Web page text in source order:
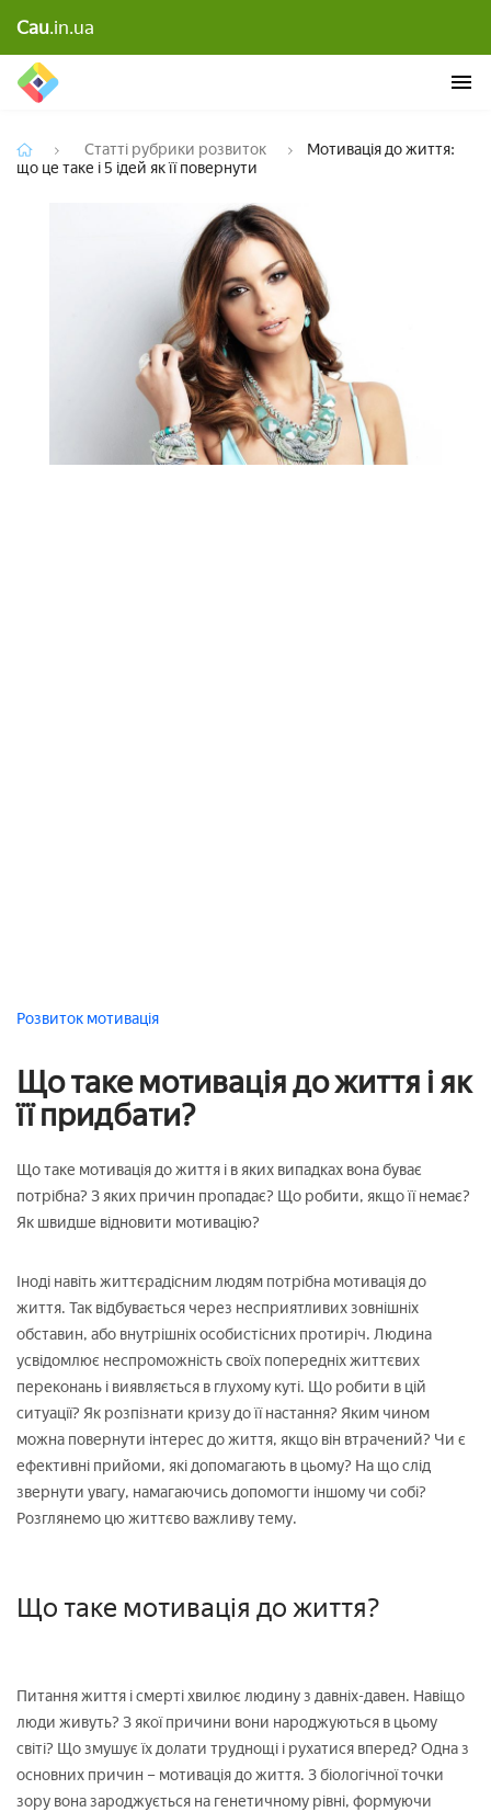
Cau.in.uaповернути
Статті рубрики розвиток
Мотивація до життя:
що це таке і 5 ідей як її повернути
Розвиток мотивація
Що таке мотивація до життя і як
її придбати?
Що таке мотивація до життя і в яких випадках вона буває
потрібна? З яких причин пропадає? Що робити, якщо її немає?
Як швидше відновити мотивацію?
Іноді навіть життєрадісним людям потрібна мотивація до
життя. Так відбувається через несприятливих зовнішніх
обставин, або внутрішніх особистісних протиріч. Людина
усвідомлює неспроможність своїх попередніх життєвих
переконань і виявляється в глухому куті. Що робити в цій
ситуації? Як розпізнати кризу до її настання? Яким чином
можна повернути інтерес до життя, якщо він втрачений? Чи є
ефективні прийоми, які допомагають в цьому? На що слід
звернути увагу, намагаючись допомогти іншому чи собі?
Розглянемо цю життєво важливу тему.
Що таке мотивація до життя?
Питання життя і смерті хвилює людину з давніх-давен. Навіщо
люди живуть? З якої причини вони народжуються в цьому
світі? Що змушує їх долати труднощі і рухатися вперед? Одна з
основних причин – мотивація до життя. З біологічної точки
зору вона зароджується на генетичному рівні, формуючи